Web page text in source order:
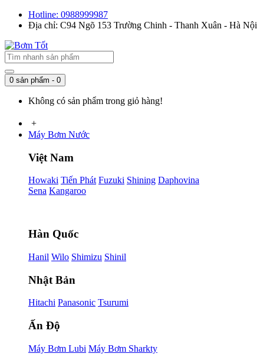
Hotline: 0988999987
Địa chỉ: C94 Ngõ 153 Trường Chinh - Thanh Xuân - Hà Nội
0 sản phẩm - 0
Không có sản phẩm trong giỏ hàng!
+
Máy Bơm Nước
Việt Nam
Howaki Tiến Phát Fuzuki Shining Daphovina
Sena Kangaroo
Hàn Quốc
Hanil Wilo Shimizu Shinil
Nhật Bản
Hitachi Panasonic Tsurumi
Ấn Độ
Máy Bơm Lubi Máy Bơm Sharkty